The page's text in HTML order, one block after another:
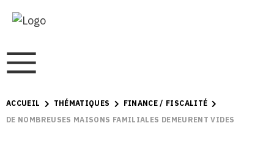
ACCUEIL THÉMATIQUES
FINANCE / FISCALITÉ
DE NOMBREUSES MAISONS FAMILIALES DEMEURENT VIDES